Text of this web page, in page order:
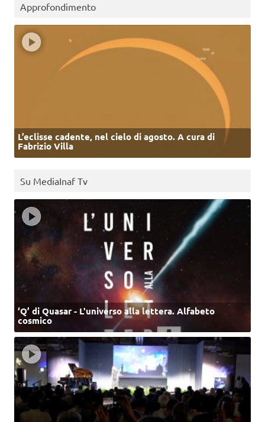
Approfondimento
L’eclisse cadente, nel cielo di agosto. A cura di
Fabrizio Villa
Su MediaInaf Tv
‘Q’ di Quasar - L'universo alla lettera. Alfabeto
cosmico